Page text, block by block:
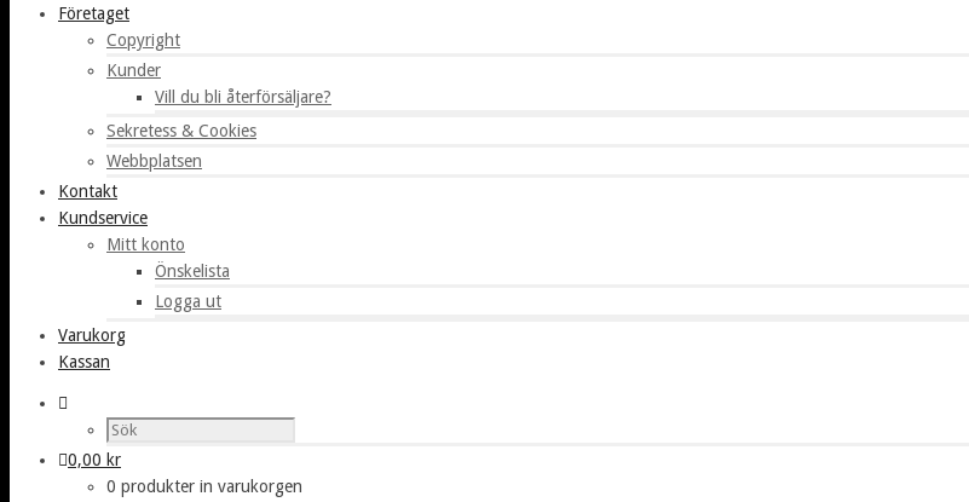
Företaget
Copyright
Kunder
Vill du bli återförsäljare?
Sekretess & Cookies
Webbplatsen
Kontakt
Kundservice
Mitt konto
Önskelista
Logga ut
Varukorg
Kassan
0,00 kr
0 produkter in varukorgen